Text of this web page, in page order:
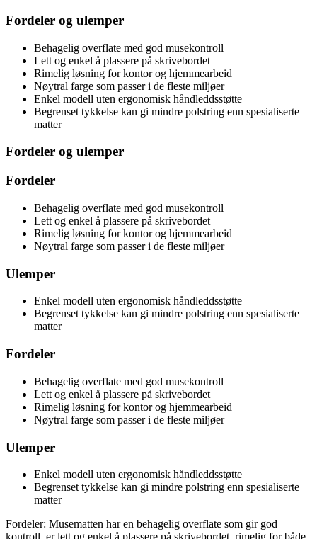
Fordeler og ulemper
Behagelig overflate med god musekontroll
Lett og enkel å plassere på skrivebordet
Rimelig løsning for kontor og hjemmearbeid
Nøytral farge som passer i de fleste miljøer
Enkel modell uten ergonomisk håndleddsstøtte
Begrenset tykkelse kan gi mindre polstring enn spesialiserte
matter
Fordeler og ulemper
Fordeler
Behagelig overflate med god musekontroll
Lett og enkel å plassere på skrivebordet
Rimelig løsning for kontor og hjemmearbeid
Nøytral farge som passer i de fleste miljøer
Ulemper
Enkel modell uten ergonomisk håndleddsstøtte
Begrenset tykkelse kan gi mindre polstring enn spesialiserte
matter
Fordeler
Behagelig overflate med god musekontroll
Lett og enkel å plassere på skrivebordet
Rimelig løsning for kontor og hjemmearbeid
Nøytral farge som passer i de fleste miljøer
Ulemper
Enkel modell uten ergonomisk håndleddsstøtte
Begrenset tykkelse kan gi mindre polstring enn spesialiserte
matter
Fordeler: Musematten har en behagelig overflate som gir god